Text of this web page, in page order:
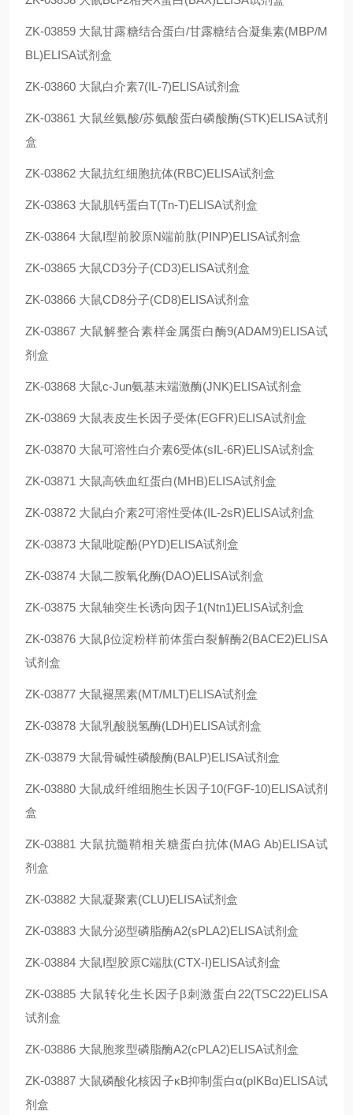
ZK-03859 大鼠甘露糖结合蛋白/甘露糖结合凝集素(MBP/M
BL)ELISA试剂盒
ZK-03860 大鼠白介素7(IL-7)ELISA试剂盒
ZK-03861 大鼠丝氨酸/苏氨酸蛋白磷酸酶(STK)ELISA试剂
盒
ZK-03862 大鼠抗红细胞抗体(RBC)ELISA试剂盒
ZK-03863 大鼠肌钙蛋白T(Tn-T)ELISA试剂盒
ZK-03864 大鼠Ⅰ型前胶原N端前肽(PⅠNP)ELISA试剂盒
ZK-03865 大鼠CD3分子(CD3)ELISA试剂盒
ZK-03866 大鼠CD8分子(CD8)ELISA试剂盒
ZK-03867 大鼠解整合素样金属蛋白酶9(ADAM9)ELISA试
剂盒
ZK-03868 大鼠c-Jun氨基末端激酶(JNK)ELISA试剂盒
ZK-03869 大鼠表皮生长因子受体(EGFR)ELISA试剂盒
ZK-03870 大鼠可溶性白介素6受体(sIL-6R)ELISA试剂盒
ZK-03871 大鼠高铁血红蛋白(MHB)ELISA试剂盒
ZK-03872 大鼠白介素2可溶性受体(IL-2sR)ELISA试剂盒
ZK-03873 大鼠吡啶酚(PYD)ELISA试剂盒
ZK-03874 大鼠二胺氧化酶(DAO)ELISA试剂盒
ZK-03875 大鼠轴突生长诱向因子1(Ntn1)ELISA试剂盒
ZK-03876 大鼠β位淀粉样前体蛋白裂解酶2(BACE2)ELISA
试剂盒
ZK-03877 大鼠褪黑素(MT/MLT)ELISA试剂盒
ZK-03878 大鼠乳酸脱氢酶(LDH)ELISA试剂盒
ZK-03879 大鼠骨碱性磷酸酶(BALP)ELISA试剂盒
ZK-03880 大鼠成纤维细胞生长因子10(FGF-10)ELISA试剂
盒
ZK-03881 大鼠抗髓鞘相关糖蛋白抗体(MAG Ab)ELISA试
剂盒
ZK-03882 大鼠凝聚素(CLU)ELISA试剂盒
ZK-03883 大鼠分泌型磷脂酶A2(sPLA2)ELISA试剂盒
ZK-03884 大鼠Ⅰ型胶原C端肽(CTX-Ⅰ)ELISA试剂盒
ZK-03885 大鼠转化生长因子β刺激蛋白22(TSC22)ELISA
试剂盒
ZK-03886 大鼠胞浆型磷脂酶A2(cPLA2)ELISA试剂盒
ZK-03887 大鼠磷酸化核因子κB抑制蛋白α(pIKBα)ELISA试
剂盒